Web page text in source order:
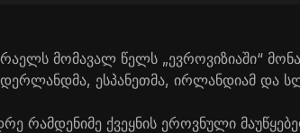
მომავალ წელს „ევროვიზიაში“
ესპანეთმა, ირლანდიამ და
რამდენიმე ქვეყნის ეროვნული